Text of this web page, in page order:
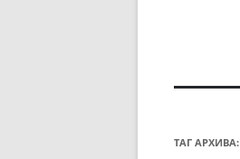
ТАГ АРХИВА: